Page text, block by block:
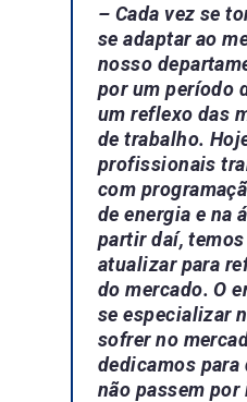
– Cada vez se
se adaptar ao
nosso
por um período
um reflexo das
de trabalho.
profissionais
com
de energia e na
partir daí,
atualizar para
do mercado. O
se especializar
sofrer no
dedicamos
não passem por